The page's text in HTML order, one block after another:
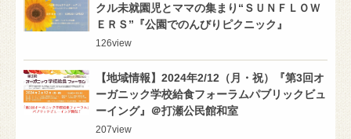
クル未就園児とママの集まり“ＳＵＮＦＬＯＷ
ＥＲＳ”『公園でのんびりピクニック』
126view
【地域情報】2024年2/12（月・祝）『第3回オ
ーガニック学校給食フォーラムパブリックビュ
ーイング』＠打瀬公民館和室
207view